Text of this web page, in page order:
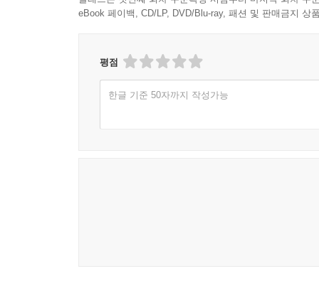
Jingle Bell Rock 징글벨 락 / 90
바다새 / 93
봄- 제비처럼 / 94
가을- 10월의 어느 멋진 날에 / 96
eBook 페이백, CD/LP, DVD/Blu-ray, 패션 및 판매금지 상
평점
한글 기준 50자까지 작성가능